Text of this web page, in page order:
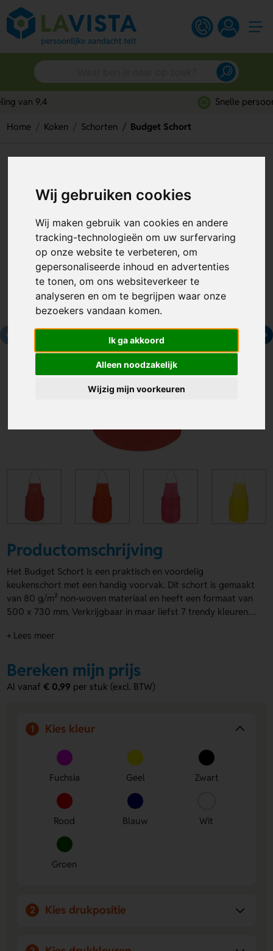
Wij gebruiken cookies
Wij maken gebruik van cookies en andere
tracking-technologieën om uw surfervaring
op onze website te verbeteren, om
gepersonaliseerde inhoud en advertenties
te tonen, om ons websiteverkeer te
analyseren en om te begrijpen waar onze
bezoekers vandaan komen.
Ik ga akkoord
Alleen noodzakelijk
Wijzig mijn voorkeuren
Snelle persoonlijke service
Home Koken Schorten Budget Schort
Artikelnummer: 131284
Productomschrijving
Het Budget Schort is een praktisch en voordelig
keukenschort met een handig voorvak. Dit schort is gemaakt
van 80 g/m² non-woven materiaal en heeft een formaat van
500 x 730 mm. Verkrijgbaar in maar liefst 7 trendy kleuren,
het Budget Schort op met jouw logo! Bedrukking is mogelijk
goedkope schorten met logomaken koken altijd een feestje!
+ Lees meer
Bereken mijn prijs
Al vanaf€ 0,99 per stuk (excl. BTW)
1 Kies kleur
Fuchsia Geel Zwart
Rood Blauw Wit
Groen
2 Kies drukpositie